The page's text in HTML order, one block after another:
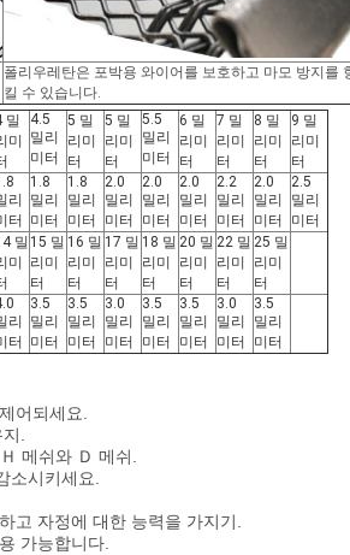
폴리우레탄은 포박용 와이어를 보호하고 마모 방지를
킬 수 있습니다.
밀
미
4.5
밀리
미터
5 밀
리미
터
5 밀
리미
터
5.5
밀리
미터
6 밀
리미
터
7 밀
리미
터
8 밀
리미
터
9 밀
리미
터
리
터
1.8
밀리
미터
1.8
밀리
미터
2.0
밀리
미터
2.0
밀리
미터
2.0
밀리
미터
2.2
밀리
미터
2.0
밀리
미터
2.5
밀리
미터
밀
미
15 밀
리미
터
16 밀
리미
터
17 밀
리미
터
18 밀
리미
터
20 밀
리미
터
22 밀
리미
터
25 밀
리미
터
리
터
3.5
밀리
미터
3.5
밀리
미터
3.0
밀리
미터
3.5
밀리
미터
3.5
밀리
미터
3.0
밀리
미터
3.5
밀리
미터
어되세요.
.
메쉬와 Ｄ 메쉬.
소시키세요.
고 자정에 대한 능력을 가지기.
가능합니다.